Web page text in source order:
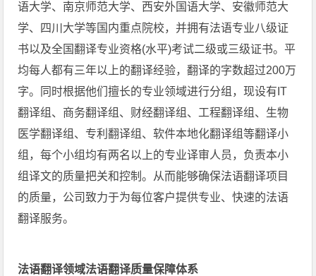
语大学、南京师范大学、西安外国语大学、安徽师范大
学、四川大学等国内重点院校，并拥有法语专业八级证
书以及全国翻译专业资格(水平)考试二级或三级证书。平
均每人都有三年以上的翻译经验，翻译的字数超过200万
字。同时根据他们擅长的专业领域进行分组，现设有IT
翻译组、商务翻译组、财经翻译组、工程翻译组、生物
医学翻译组、专利翻译组、软件本地化翻译组等翻译小
组，每个小组均有两名以上的专业译审人员，负责本小
组译文的质量把关和控制。从而能够确保法语翻译项目
的质量，公司致力于为每位客户提供专业、快速的法语
翻译服务。
法语翻译领域法语翻译质量保障体系